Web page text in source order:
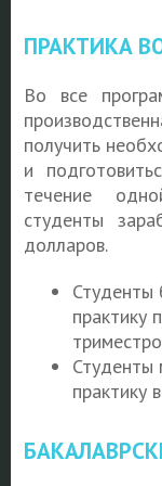
ПРАКТИКА
Во все
получить
и
течение
студенты
долларов.
Студенты
практику
Студенты
практику